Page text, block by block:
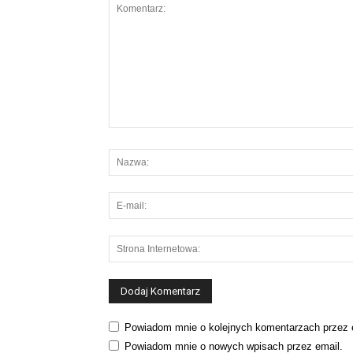
Powiadom mnie o kolejnych komentarzach przez
Powiadom mnie o nowych wpisach przez email.